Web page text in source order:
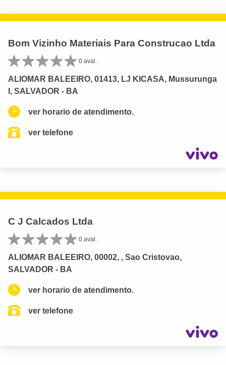
Bom Vizinho Materiais Para Construcao Ltda
0 aval.
ALIOMAR BALEEIRO, 01413, LJ KICASA, Mussurunga
I, SALVADOR - BA
ver horario de atendimento.
ver telefone
C J Calcados Ltda
0 aval.
ALIOMAR BALEEIRO, 00002, , Sao Cristovao,
SALVADOR - BA
ver horario de atendimento.
ver telefone